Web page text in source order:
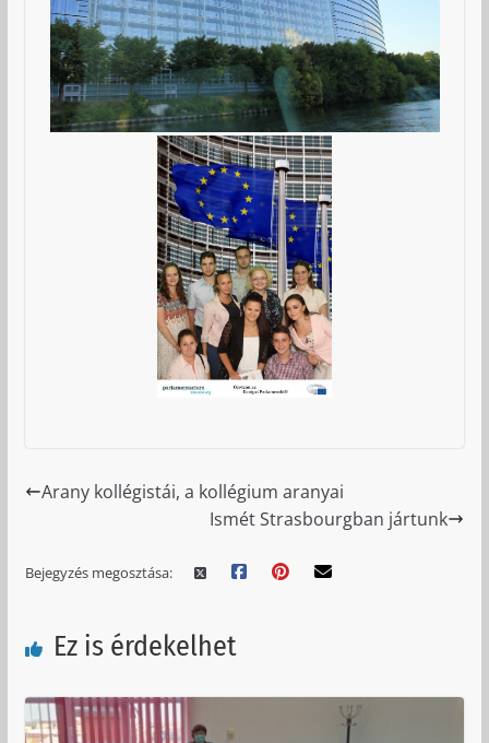
Arany kollégistái, a kollégium aranyai
Ismét Strasbourgban jártunk
Bejegyzés megosztása:
Ez is érdekelhet